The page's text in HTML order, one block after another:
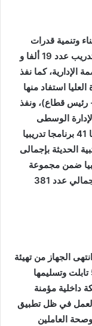
وتنمية قدرات
الموظفين، انتهى الجهاز خلال عام 2020 من تدريب عدد 19 ألفا و
الإدارية، كما نفذ
استفاد منها
رئيس قطاع)، ونفذ
الإدارة الوسطى
والإشرافية استفاد منها 732 موظفا، ونفذ أيضا 41 برنامجا تدريبيا
الحديثة بإجمالى
20 برنامجا تدريبيا ضمن مجموعة
برامج تكنولوجيا المعلومات والحاسب الآلي بإجمالي عدد 381
الجهاز من تهيئة
عدد 100 حاسب آلي محمول “لاب توب” و 50 تابلت وتسليمها
داخلية مؤمنة
في ظل تطبيق
العاملين